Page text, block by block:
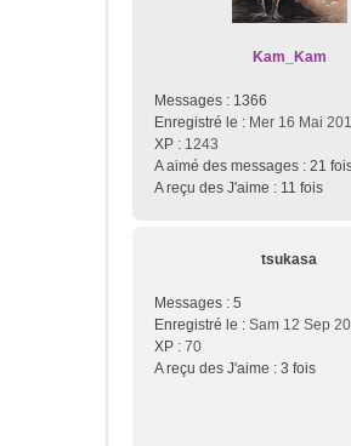
Kam_Kam
Messages : 1366
Enregistré le : Mer 16 Mai
XP : 1243
A aimé des messages : 21
A reçu des J'aime : 11 fois
tsukasa
Messages : 5
Enregistré le : Sam 12 Sep
XP : 70
A reçu des J'aime : 3 fois